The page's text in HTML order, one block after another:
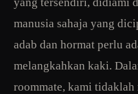
manusia sahaja yang
adab dan hormat perlu
melangkahkan kaki.
roommate, kami